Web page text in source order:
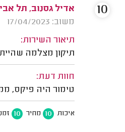
אדיל גסנוב, תל
משוב: 17/04/2023
תיאור השירות:
תיקון מצלמה שהייתה
חוות דעת:
טימור היה פיקס,
איכות 10 מחיר 10
10